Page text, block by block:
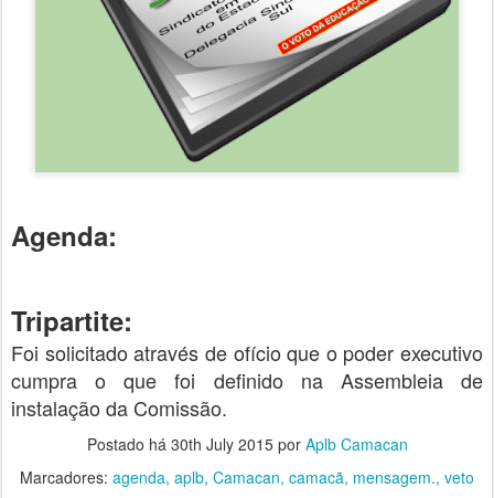
Agenda:
Tripartite:
Foi solicitado através de ofício que o poder executivo
cumpra o que foi definido na Assembleia de
instalação da Comissão.
Postado há 30th July 2015por Aplb Camacan
Marcadores: agenda aplb Camacan camacã mensagem. veto